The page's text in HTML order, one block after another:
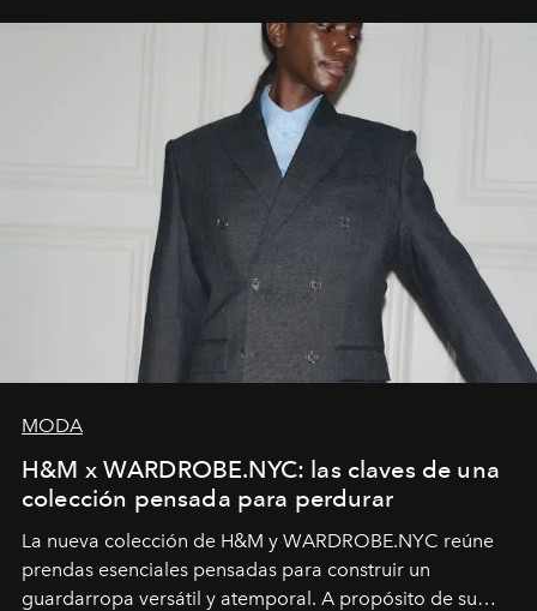
MODA
H&M x WARDROBE.NYC: las claves de una
colección pensada para perdurar
La nueva colección de H&M y WARDROBE.NYC reúne
prendas esenciales pensadas para construir un
guardarropa versátil y atemporal. A propósito de su